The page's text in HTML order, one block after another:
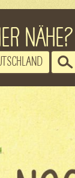
NÄHE?